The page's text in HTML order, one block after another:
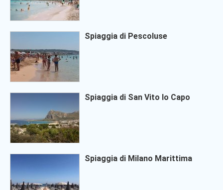
Spiaggia di Pescoluse
Spiaggia di San Vito lo Capo
Spiaggia di Milano Marittima